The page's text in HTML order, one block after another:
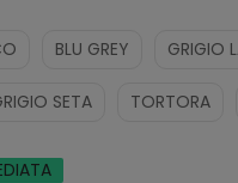
BLU GREY GRIGIO
SETA TORTORA